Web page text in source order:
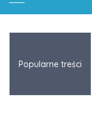
Popularne treści
się na zmianę
w firmach